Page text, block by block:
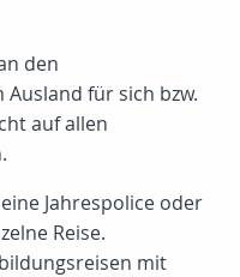
den
für sich bzw.
auf allen
Jahrespolice oder
Reise.
mit